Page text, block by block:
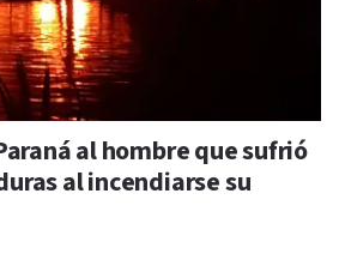
al hombre que sufrió
al incendiarse su